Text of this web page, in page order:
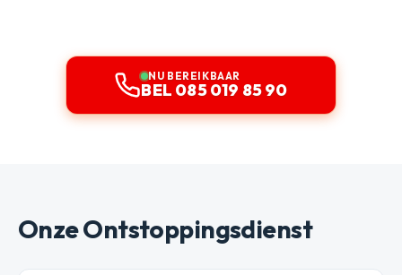
NU BEREIKBAAR
BEL 085 019 85 90
Onze Ontstoppingsdienst